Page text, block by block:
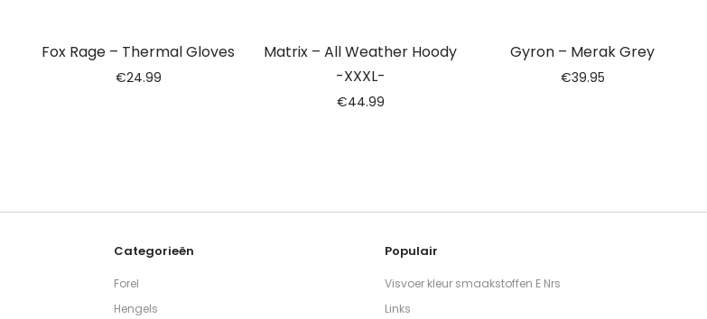
Fox Rage – Thermal Gloves
€24.99
Matrix – All Weather Hoody
-XXXL-
€44.99
Gyron – Merak Grey
€39.95
Categorieën
Forel
Hengels
Populair
Visvoer kleur smaakstoffen E Nrs
Links